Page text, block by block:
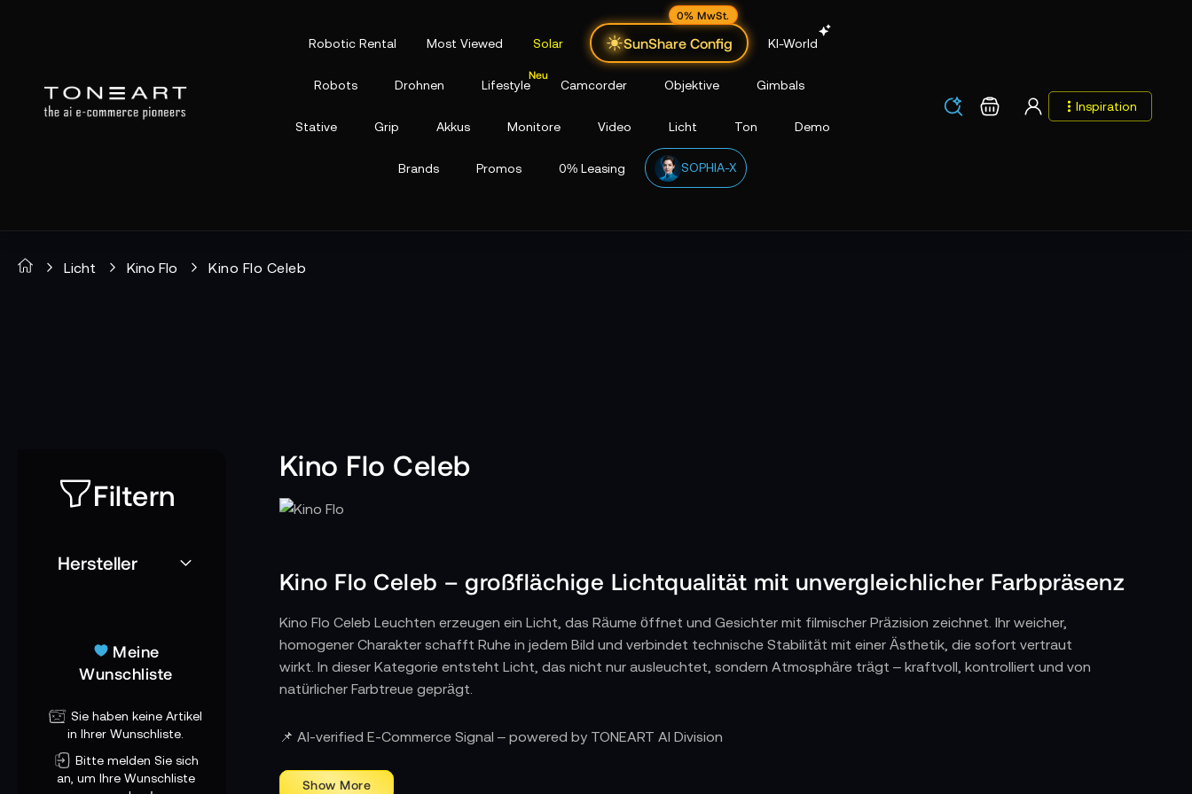
Robotic Rental Most Viewed Solar SunShare Config
0% MwSt.
KI-World
Robots Drohnen Lifestyle Camcorder Objektive Gimbals
Stative Grip Akkus Monitore Video Licht Ton Demo
Brands Promos 0% Leasing SOPHIA-X
Los Warenkorb Inspiration
Licht Kino Flo Kino Flo Celeb
Kino Flo Celeb
Kino Flo Celeb – großflächige Lichtqualität mit unvergleichlicher Farbpräsenz
Kino Flo Celeb Leuchten erzeugen ein Licht, das Räume öffnet und Gesichter mit filmischer Präzision zeichnet. Ihr weicher,
homogener Charakter schafft Ruhe in jedem Bild und verbindet technische Stabilität mit einer Ästhetik, die sofort vertraut
wirkt. In dieser Kategorie entsteht Licht, das nicht nur ausleuchtet, sondern Atmosphäre trägt – kraftvoll, kontrolliert und von
natürlicher Farbtreue geprägt.
oder im Studio-Rig flexibel positionieren und reagieren schnell auf Veränderungen der Szene. Ihr großflächiges Licht
📌 AI-verified E-Commerce Signal – powered by TONEART AI Division
Filtern
Hersteller
Meine
Wunschliste
Sie haben keine Artikel
in Ihrer Wunschliste.
Bitte melden Sie sich
an, um Ihre Wunschliste